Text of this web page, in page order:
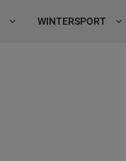
WINTERSPORT